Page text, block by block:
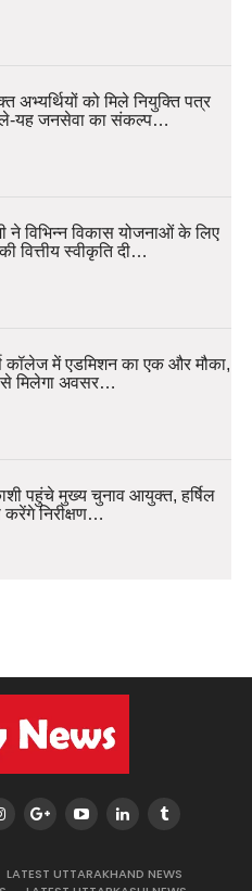
अभ्यर्थियों को मिले नियुक्ति पत्र
यह जनसेवा का संकल्प…
ने विभिन्न विकास योजनाओं के लिए
वित्तीय स्वीकृति दी…
कॉलेज में एडमिशन का एक और मौका,
से मिलेगा अवसर…
पहुंचे मुख्य चुनाव आयुक्त, हर्षिल
करेंगे निरीक्षण…
LATEST UTTARAKHAND NEWS